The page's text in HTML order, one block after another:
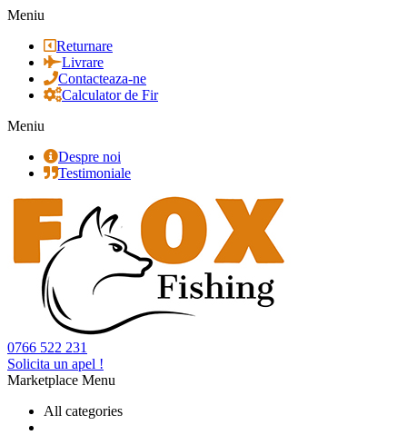
Meniu
Returnare
Livrare
Contacteaza-ne
Calculator de Fir
Meniu
Despre noi
Testimoniale
0766 522 231
Solicita un apel !
Marketplace Menu
All categories